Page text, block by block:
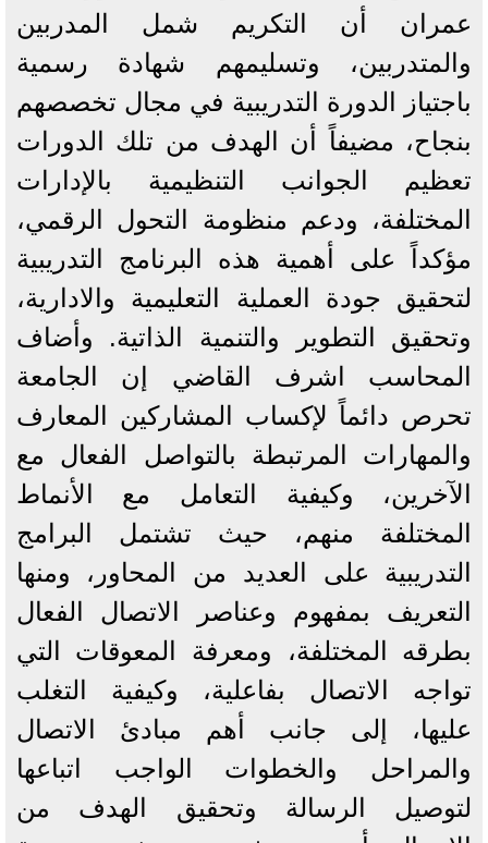
عمران أن التكريم شمل المدربين
والمتدربين، وتسليمهم شهادة رسمية
باجتياز الدورة التدريبية في مجال تخصصهم
بنجاح، مضيفاً أن الهدف من تلك الدورات
تعظيم الجوانب التنظيمية بالإدارات
المختلفة، ودعم منظومة التحول الرقمي،
مؤكداً على أهمية هذه البرنامج التدريبية
لتحقيق جودة العملية التعليمية والادارية،
وتحقيق التطوير والتنمية الذاتية. وأضاف
المحاسب اشرف القاضي إن الجامعة
تحرص دائماً لإكساب المشاركين المعارف
والمهارات المرتبطة بالتواصل الفعال مع
الآخرين، وكيفية التعامل مع الأنماط
المختلفة منهم، حيث تشتمل البرامج
التدريبية على العديد من المحاور، ومنها
التعريف بمفهوم وعناصر الاتصال الفعال
بطرقه المختلفة، ومعرفة المعوقات التي
تواجه الاتصال بفاعلية، وكيفية التغلب
عليها، إلى جانب أهم مبادئ الاتصال
والمراحل والخطوات الواجب اتباعها
لتوصيل الرسالة وتحقيق الهدف من